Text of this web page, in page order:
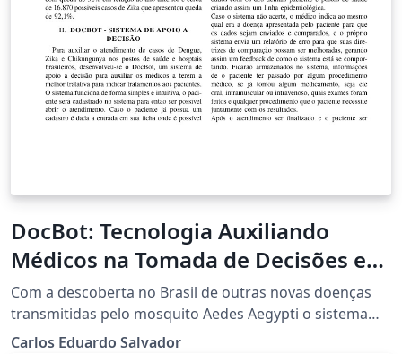
DocBot: Tecnologia Auxiliando
Médicos na Tomada de Decisões em
Casos de Dengue, Zika e
Chikungunya
Com a descoberta no Brasil de outras novas doenças
transmitidas pelo mosquito Aedes Aegypti o sistema
DocBot tem como objetivo auxiliar médicos a tomarem
Carlos Eduardo Salvador